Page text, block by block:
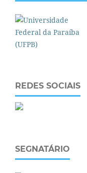
REDES SOCIAIS
SEGNATÁRIO